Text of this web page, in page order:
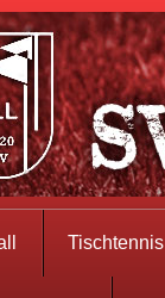
Tischtennis